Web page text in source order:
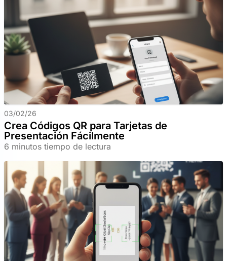
03/02/26
Crea Códigos QR para Tarjetas de
Presentación Fácilmente
6 minutos tiempo de lectura